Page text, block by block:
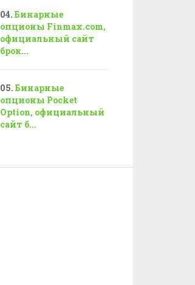
Бинарные
опционы Finmax.com,
официальный сайт
брок...
Бинарные
опционы Pocket
Option, официальный
сайт б...